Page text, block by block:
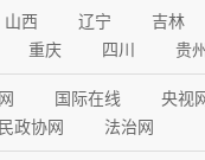
山西 辽宁 吉林
重庆 四川 贵州
国际在线 央视
政协网 法治网